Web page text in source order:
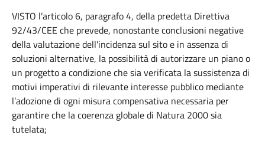
VISTO l’articolo 6, paragrafo 4, della predetta Direttiva
92/43/CEE che prevede, nonostante conclusioni negative
della valutazione dell'incidenza sul sito e in assenza di
soluzioni alternative, la possibilità di autorizzare un piano o
un progetto a condizione che sia verificata la sussistenza di
motivi imperativi di rilevante interesse pubblico mediante
l’adozione di ogni misura compensativa necessaria per
garantire che la coerenza globale di Natura 2000 sia
tutelata;